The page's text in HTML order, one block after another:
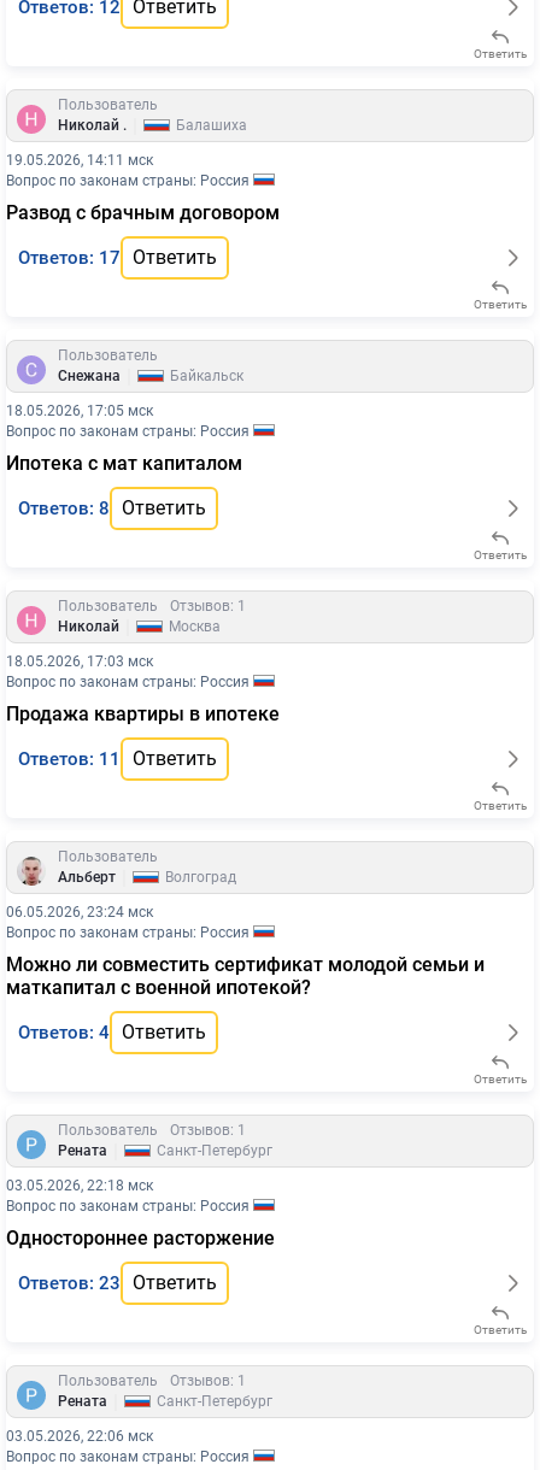
Ответов: 12 Ответить
Ответить
Пользователь
Николай .
Балашиха
19.05.2026, 14:11 мск
Вопрос по законам страны: Россия
Развод с брачным договором
Ответов: 17 Ответить
Ответить
Пользователь
Снежана
Байкальск
18.05.2026, 17:05 мск
Вопрос по законам страны: Россия
Ипотека с мат капиталом
Ответов: 8 Ответить
Ответить
Пользователь
Отзывов: 1
Николай
Москва
18.05.2026, 17:03 мск
Вопрос по законам страны: Россия
Продажа квартиры в ипотеке
Ответов: 11 Ответить
Ответить
Пользователь
Альберт
Волгоград
06.05.2026, 23:24 мск
Вопрос по законам страны: Россия
Можно ли совместить сертификат молодой семьи и
маткапитал с военной ипотекой?
Ответов: 4 Ответить
Ответить
Пользователь
Отзывов: 1
Рената
Санкт-Петербург
03.05.2026, 22:18 мск
Вопрос по законам страны: Россия
Одностороннее расторжение
Ответов: 23 Ответить
Ответить
Пользователь
Отзывов: 1
Рената
Санкт-Петербург
03.05.2026, 22:06 мск
Вопрос по законам страны: Россия